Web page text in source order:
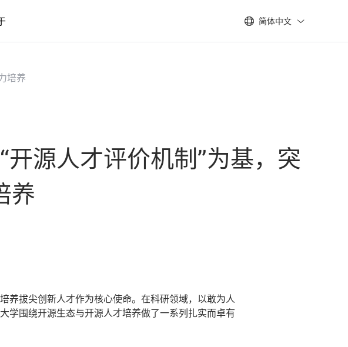
简体中文
培养
源人才评价机制”为基，突
养
养拔尖创新人才作为核心使命。在科研领域，以敢为人
学围绕开源生态与开源人才培养做了一系列扎实而卓有